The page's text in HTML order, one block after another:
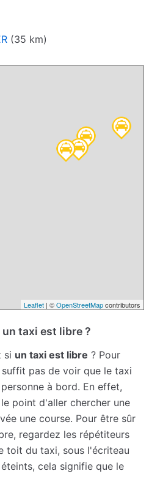
(35 km)
Leaflet| ©OpenStreetMapcontributors
taxi est libre ?
si un taxi est libre ? Pour
suffit pas de voir que le taxi
à bord. En effet,
point d'aller chercher une
une course. Pour être sûr
regardez les répétiteurs
toit du taxi, sous l'écriteau
cela signifie que le